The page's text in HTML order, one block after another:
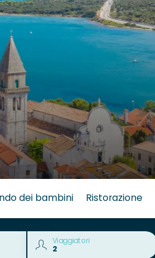
dei bambini Ristorazione
Viaggiatori